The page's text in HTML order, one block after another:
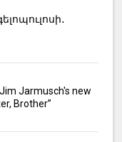
Jarmusch's new
Brother”